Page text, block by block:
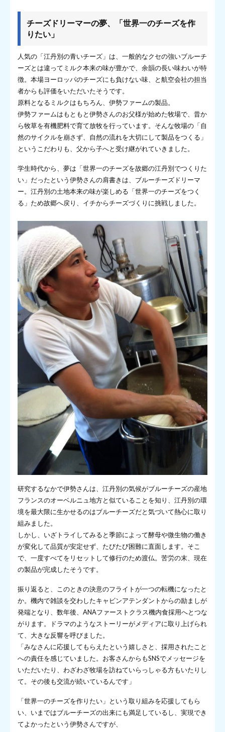
チーズドリーマーの夢、「世界一のチーズを作
りたい」
人気の「江丹別の青いチーズ」は、一般的なクセの強いブルーチ
ーズとは違ってミルク本来の味が豊かで、余韻の長い味わいが特
徴。本場ヨーロッパのチーズにも負けない味、と航空会社の担当
者からも評価をいただいたそうです。
原料となるミルクはもちろん、伊勢ファームの製品。
伊勢ファームはもともと伊勢さんのお父様が始めた牧場で、昔か
ら牧草を有機肥料で育て放牧を行っています。そんな牧場の「自
然のサイクルを崩さず、自然の流れを大切にして製品をつくる」
というこだわりも、父から子へと受け継がれていきました。
学生時代から、夢は「世界一のチーズを故郷の江丹別でつくりた
い」だったという伊勢さんの肩書きは、ブルーチーズドリーマ
ー。江丹別の土地本来の味が楽しめる「世界一のチーズをつく
る」ため故郷へ戻り、イチからチーズづくりに挑戦しました。
研究するなかで伊勢さんは、江丹別の気候がブルーチーズの産地
フランスのオーベルニュ地方と似ていることを知り、江丹別の環
境を最大限に生かせるのはブルーチーズだと気づいて熱心に取り
組みました。
しかし、いざトライしてみると季節によって酵母や微生物の働き
が変化して品質が安定せず、たびたび困難に直面します。そこ
で、一度すべてをリセットして修行のため渡仏。苦労の末、現在
の製品が完成したそうです。
振り返ると、このときの決意のフライトが一つの転機になったと
か。機内で雑談を交わしたキャビンアテンダントからの励ましが
発端となり、数年後、ANAファーストクラス機内食採用へとつな
がります。ドラマのようなストーリーがメディアに取り上げられ
て、大きな反響を呼びました。
「みなさんに応援してもらえたという嬉しさと、採用されたこと
への責任を感じていました。お客さんからもSNSでメッセージを
いただいたり、わざわざ牧場を訪ねていらっしゃる方もいたりし
て。その後も交流が続いているんです」
「世界一のチーズを作りたい」という取り組みを応援してもら
い、いまではブルーチーズの出来にも満足しているし、実現でき
てよかったという伊勢さんですが、